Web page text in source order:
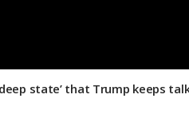
state’ that Trump keeps